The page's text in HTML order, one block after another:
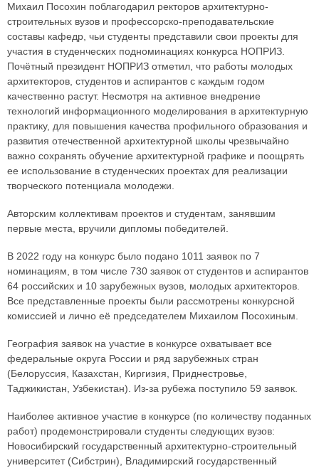
Михаил Посохин поблагодарил ректоров архитектурно-
строительных вузов и профессорско-преподавательские
составы кафедр, чьи студенты представили свои проекты для
участия в студенческих подноминациях конкурса НОПРИЗ.
Почётный президент НОПРИЗ отметил, что работы молодых
архитекторов, студентов и аспирантов с каждым годом
качественно растут. Несмотря на активное внедрение
технологий информационного моделирования в архитектурную
практику, для повышения качества профильного образования и
развития отечественной архитектурной школы чрезвычайно
важно сохранять обучение архитектурной графике и поощрять
ее использование в студенческих проектах для реализации
творческого потенциала молодежи.
Авторским коллективам проектов и студентам, занявшим
первые места, вручили дипломы победителей.
В 2022 году на конкурс было подано 1011 заявок по 7
номинациям, в том числе 730 заявок от студентов и аспирантов
64 российских и 10 зарубежных вузов, молодых архитекторов.
Все представленные проекты были рассмотрены конкурсной
комиссией и лично её председателем Михаилом Посохиным.
География заявок на участие в конкурсе охватывает все
федеральные округа России и ряд зарубежных стран
(Белоруссия, Казахстан, Киргизия, Приднестровье,
Таджикистан, Узбекистан). Из-за рубежа поступило 59 заявок.
Наиболее активное участие в конкурсе (по количеству поданных
работ) продемонстрировали студенты следующих вузов:
Новосибирский государственный архитектурно-строительный
университет (Сибстрин), Владимирский государственный